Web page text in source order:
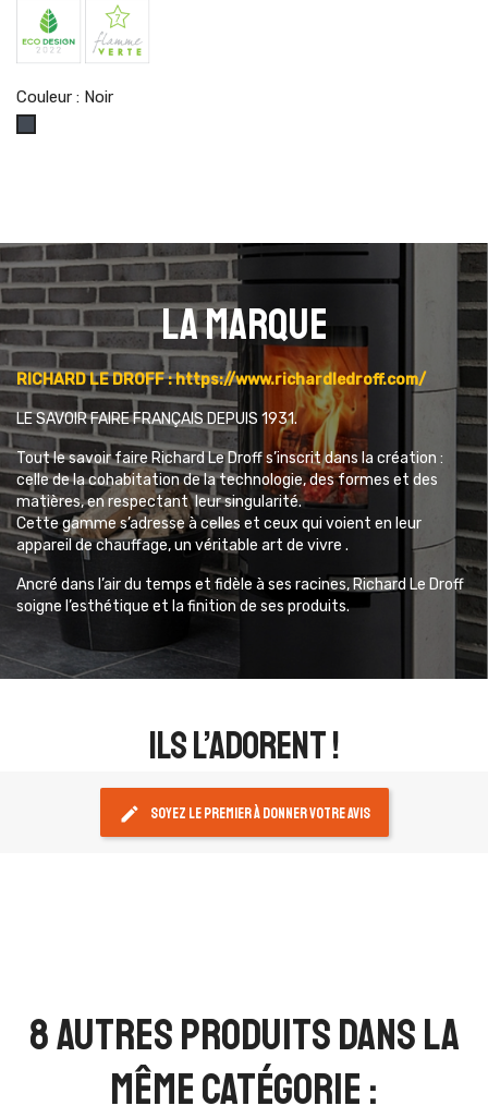
Couleur : Noir
La marque
RICHARD LE DROFF : https://www.richardledroff.com/
LE SAVOIR FAIRE FRANÇAIS DEPUIS 1931.
Tout le savoir faire Richard Le Droff s’inscrit dans la création :
celle de la cohabitation de la technologie, des formes et des
matières, en respectant leur singularité.
Cette gamme s’adresse à celles et ceux qui voient en leur
appareil de chauffage, un véritable art de vivre .
Ancré dans l’air du temps et fidèle à ses racines, Richard Le Droff
soigne l’esthétique et la finition de ses produits.
ils l’adorent !
edit Soyez le premier à donner votre avis
8 autres produits dans la
même catégorie :